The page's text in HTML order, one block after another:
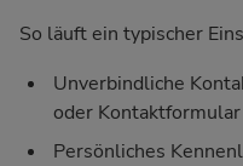
So läuft ein typischer
Unverbindliche
oder Kontaktformular
Persönliches